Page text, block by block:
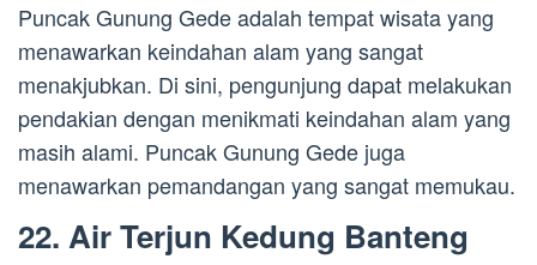
Puncak Gunung Gede adalah tempat wisata yang
menawarkan keindahan alam yang sangat
menakjubkan. Di sini, pengunjung dapat melakukan
pendakian dengan menikmati keindahan alam yang
masih alami. Puncak Gunung Gede juga
menawarkan pemandangan yang sangat memukau.
22. Air Terjun Kedung Banteng